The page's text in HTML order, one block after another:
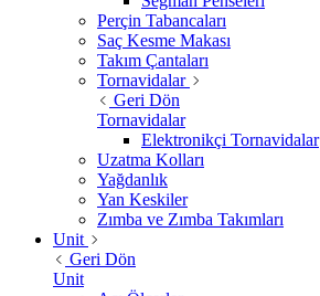
Perçin Tabancaları
Saç Kesme Makası
Takım Çantaları
Tornavidalar
Geri Dön
Tornavidalar
Elektronikçi Tornavidalar
Uzatma Kolları
Yağdanlık
Yan Keskiler
Zımba ve Zımba Takımları
Unit
Geri Dön
Unit